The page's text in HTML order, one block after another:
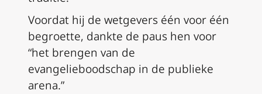
Voordat hij de wetgevers één voor één
begroette, dankte de paus hen voor
“het brengen van de
evangelieboodschap in de publieke
arena.”